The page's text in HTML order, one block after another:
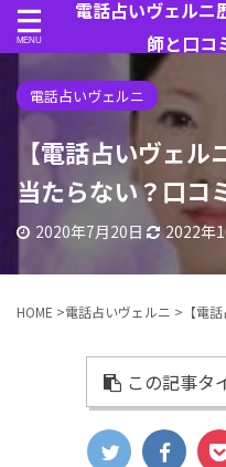
電話占いヴェルニ
師と口コ
電話占いヴェルニ
【電話占いヴェ
当たらない？口コ
2020年7月20日 2022年
HOME >電話占いヴェルニ > 【電
この記事タ